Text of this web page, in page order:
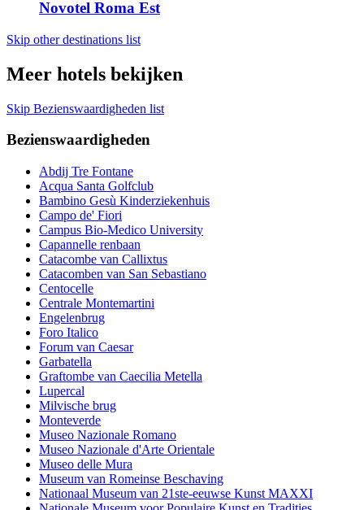
Novotel Roma Est
Skip other destinations list
Meer hotels bekijken
Skip Bezienswaardigheden list
Bezienswaardigheden
Abdij Tre Fontane
Acqua Santa Golfclub
Bambino Gesù Kinderziekenhuis
Campo de' Fiori
Campus Bio-Medico University
Capannelle renbaan
Catacombe van Callixtus
Catacomben van San Sebastiano
Centocelle
Centrale Montemartini
Engelenbrug
Foro Italico
Forum van Caesar
Garbatella
Graftombe van Caecilia Metella
Lupercal
Milvische brug
Monteverde
Museo Nazionale Romano
Museo Nazionale d'Arte Orientale
Museo delle Mura
Museum van Romeinse Beschaving
Nationaal Museum van 21ste-eeuwse Kunst MAXXI